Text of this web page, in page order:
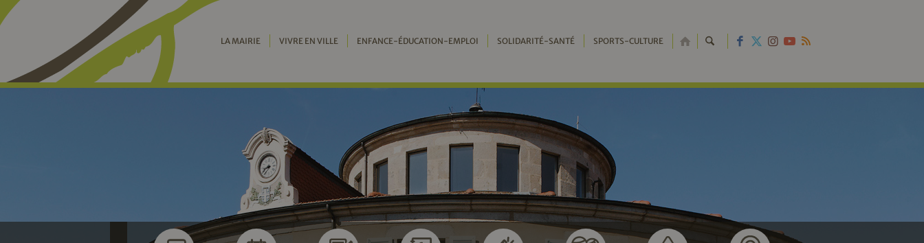
LA MAIRIE VIVRE EN VILLE ENFANCE-ÉDUCATION-EMPLOI SOLIDARITÉ-SANTÉ SPORTS-CULTURE RETOUR